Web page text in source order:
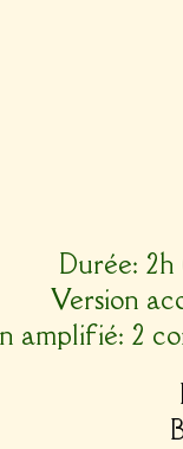
Durée:
Version
amplifié: 2